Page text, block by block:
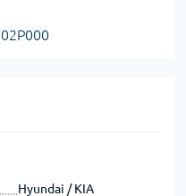
Hyundai / KIA